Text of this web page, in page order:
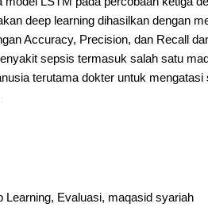
deep learning dihasilkan dengan
Accuracy, Precision, dan Recall
sepsis termasuk salah satu
terutama dokter untuk
Learning, Evaluasi, maqasid syariah